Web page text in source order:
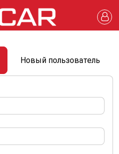
Новый пользователь